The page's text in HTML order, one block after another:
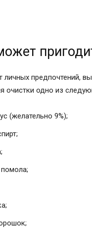
личных предпочтений,
очистки одно из
(желательно 9%);